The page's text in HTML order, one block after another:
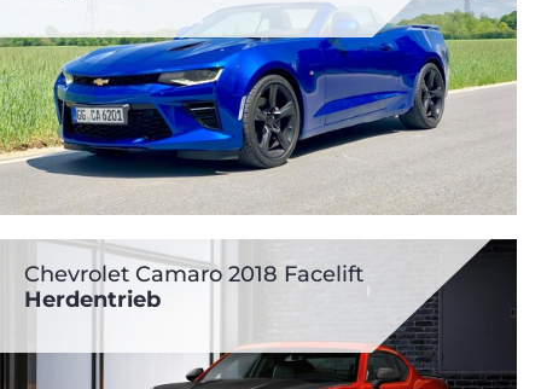
Chevrolet Camaro 2018 Facelift
Herdentrieb